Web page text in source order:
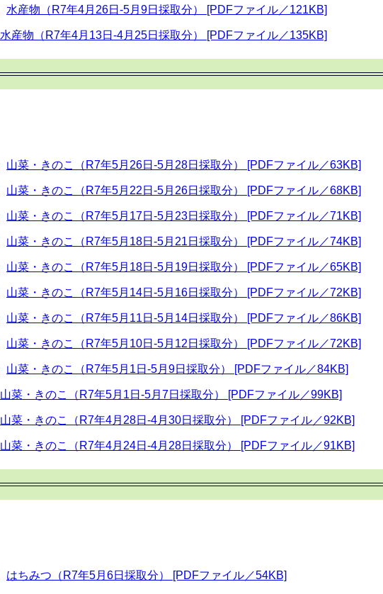
水産物（R7年4月26日-5月9日採取分） [PDFファイル／121KB]
水産物（R7年4月13日-4月25日採取分） [PDFファイル／135KB]
山菜・きのこ（R7年5月26日-5月28日採取分） [PDFファイル／63KB]
山菜・きのこ（R7年5月22日-5月26日採取分） [PDFファイル／68KB]
山菜・きのこ（R7年5月17日-5月23日採取分） [PDFファイル／71KB]
山菜・きのこ（R7年5月18日-5月21日採取分） [PDFファイル／74KB]
山菜・きのこ（R7年5月18日-5月19日採取分） [PDFファイル／65KB]
山菜・きのこ（R7年5月14日-5月16日採取分） [PDFファイル／72KB]
山菜・きのこ（R7年5月11日-5月14日採取分） [PDFファイル／86KB]
山菜・きのこ（R7年5月10日-5月12日採取分） [PDFファイル／72KB]
山菜・きのこ（R7年5月1日-5月9日採取分） [PDFファイル／84KB]
山菜・きのこ（R7年5月1日-5月7日採取分） [PDFファイル／99KB]
山菜・きのこ（R7年4月28日-4月30日採取分） [PDFファイル／92KB]
山菜・きのこ（R7年4月24日-4月28日採取分） [PDFファイル／91KB]
はちみつ（R7年5月6日採取分） [PDFファイル／54KB]